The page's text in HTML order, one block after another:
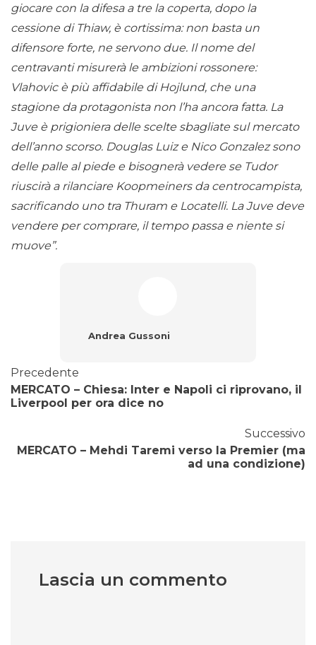
giocare con la difesa a tre la coperta, dopo la
cessione di Thiaw, è cortissima: non basta un
difensore forte, ne servono due. Il nome del
centravanti misurerà le ambizioni rossonere:
Vlahovic è più affidabile di Hojlund, che una
stagione da protagonista non l’ha ancora fatta. La
Juve è prigioniera delle scelte sbagliate sul mercato
dell’anno scorso. Douglas Luiz e Nico Gonzalez sono
delle palle al piede e bisognerà vedere se Tudor
riuscirà a rilanciare Koopmeiners da centrocampista,
sacrificando uno tra Thuram e Locatelli. La Juve deve
vendere per comprare, il tempo passa e niente si
muove”.
Andrea Gussoni
Precedente
MERCATO – Chiesa: Inter e Napoli ci riprovano, il
Liverpool per ora dice no
Successivo
MERCATO – Mehdi Taremi verso la Premier (ma
ad una condizione)
Lascia un commento